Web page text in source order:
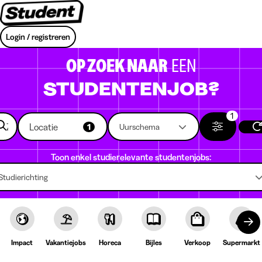
Login / registreren
OP ZOEK NAAREEN
STUDENTENJOB?
Locatie 1 Uurschema
1
Toon enkel studierelevante studentenjobs:
Impact Vakantiejobs Horeca Bijles Verkoop Supermarkt